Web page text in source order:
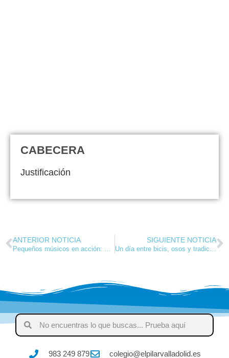
CABECERA
Justificación
ANTERIOR NOTICIA SIGUIENTE NOTICIA
983 249 879 colegio@elpilarvalladolid.es